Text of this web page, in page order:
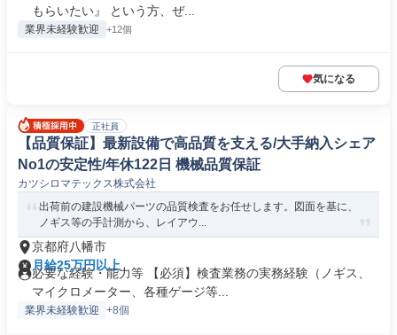
もらいたい』 という方、ぜ...
業界未経験歓迎 +12個
気になる
正社員
【品質保証】最新設備で高品質を支える/大手納入シェア
No1の安定性/年休122日 機械品質保証
カツシロマテックス株式会社
出荷前の建設機械パーツの品質検査をお任せします。図面を基に、
ノギス等の手計測から、レイアウ...
京都府八幡市
月給25万円以上
必要な経験・能力等 【必須】検査業務の実務経験（ノギス、
マイクロメーター、各種ゲージ等...
業界未経験歓迎 +8個